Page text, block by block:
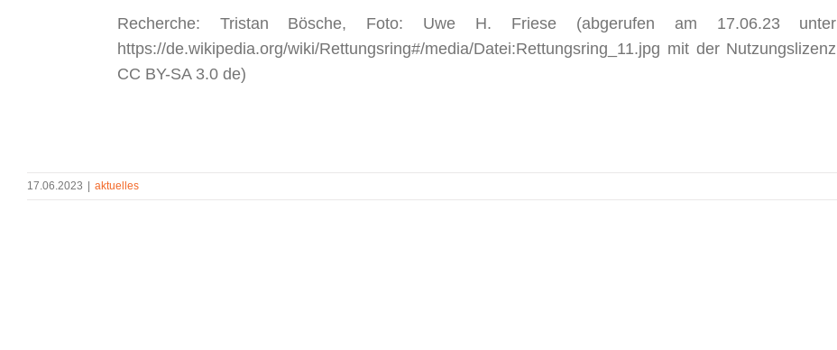
Recherche: Tristan Bösche, Foto: Uwe H. Friese (abgerufen am 17.06.23 unter
https://de.wikipedia.org/wiki/Rettungsring#/media/Datei:Rettungsring_11.jpg mit der Nutzungslizenz
CC BY-SA 3.0 de)
17.06.2023 aktuelles